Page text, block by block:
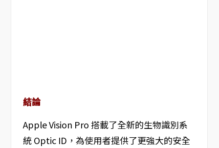
結論
Apple Vision Pro 搭載了全新的生物識別系
統 Optic ID，為使用者提供了更強大的安全